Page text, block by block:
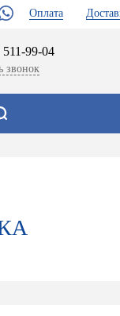
Оплата
99-04
звонок